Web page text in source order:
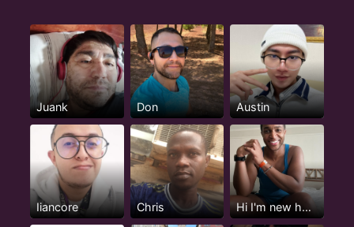
Juank Don Austin
Iiancore Chris Hi I'm new here but not really...